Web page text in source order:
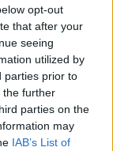
opt-out
that after your
seeing
utilized by
parties prior to
the further
parties on the
may
IAB’s List of
staviti
bude ispunjena
treba zakopati
čašice u ravni s
bi obići
Redovno treba